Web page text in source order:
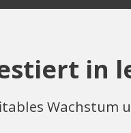
in
Wachstum